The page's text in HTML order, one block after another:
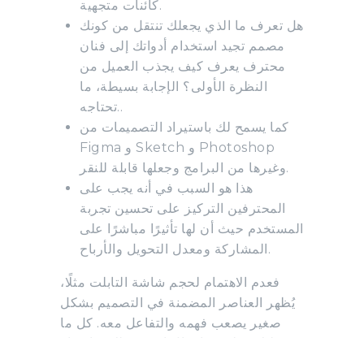
كائنات متجهية.
هل تعرف ما الذي يجعلك تنتقل من كونك
مصمم تجيد استخدام أدواتك إلى فنان
محترف يعرف كيف يجذب العميل من
النظرة الأولى؟ الإجابة بسيطة، ما
تحتاجه..
كما يسمح لك باستيراد التصميمات من
Figma و Sketch و Photoshop
وغيرها من البرامج وجعلها قابلة للنقر.
هذا هو السبب في أنه يجب على
المحترفين التركيز على تحسين تجربة
المستخدم حيث أن لها تأثيرًا مباشرًا على
المشاركة ومعدل التحويل والأرباح.
فعدم الاهتمام لحجم شاشة التابلت مثلًا،
يُظهر العناصر المضمنة في التصميم بشكل
صغير يصعب فهمه والتفاعل معه. كل ما